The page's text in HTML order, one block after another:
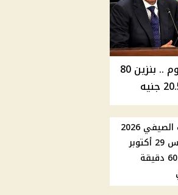
أسعار الوقود في مصر اليوم .. بنزين 80
انتهاء التوقيت الصيفي 2026
في مصر الخميس 29 أكتوبر
وتأخير الساعة 60 دقيقة